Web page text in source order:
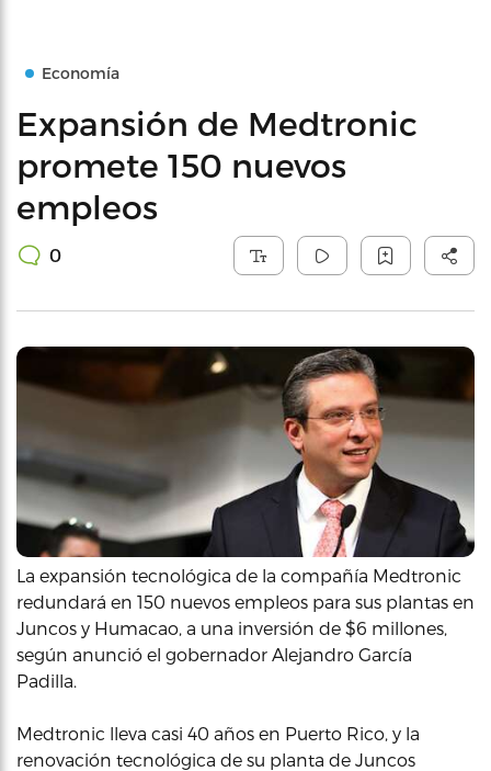
Economía
Expansión de Medtronic
promete 150 nuevos
empleos
0
La expansión tecnológica de la compañía Medtronic
redundará en 150 nuevos empleos para sus plantas en
Juncos y Humacao, a una inversión de $6 millones,
según anunció el gobernador Alejandro García
Padilla.
Medtronic lleva casi 40 años en Puerto Rico, y la
renovación tecnológica de su planta de Juncos